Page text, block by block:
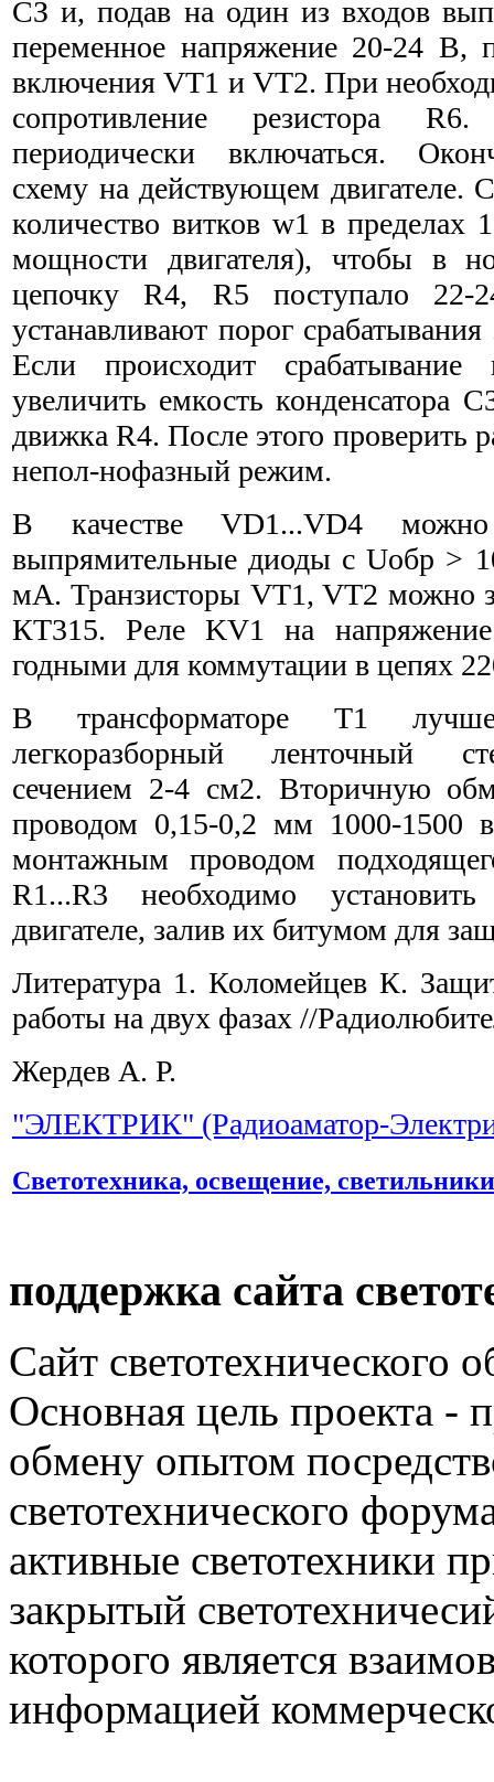
СЗ и, подав на один из входов
переменное напряжение 20-24 В,
включения VT1 и VT2. При
сопротивление резистора
периодически включаться.
схему на действующем двигателе.
количество витков w1 в пределах
мощности двигателя), чтобы в
цепочку R4, R5 поступало 22-
устанавливают порог
Если происходит
увеличить емкость конденсатора
движка R4. После этого проверить
непол-нофазный режим.
В качестве VD1...VD4
выпрямительные диоды с Uобр >
мА. Транзисторы VT1, VT2 можно
КТ315. Реле KV1 на
годными для коммутации в цепях
В трансформаторе Т1
легкоразборный ленточный
сечением 2-4 см2. Вторичную
проводом 0,15-0,2 мм 1000-1500
монтажным проводом
R1...R3 необходимо
двигателе, залив их битумом для
Литература 1. Коломейцев К.
работы на двух фазах //
Жердев А. Р.
"ЭЛЕКТРИК" (Радиоаматор-
Светотехника, освещение, светильники
поддержка сайта
Сайт светотехнического
Основная цель проекта -
обмену опытом
светотехнического
активные светотехники
закрытый
которого является
информацией